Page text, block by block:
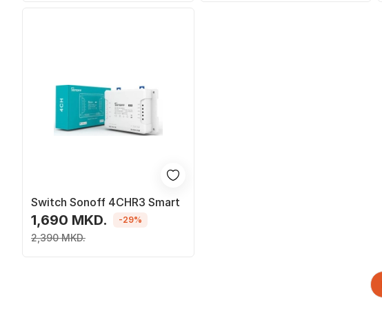
Switch Sonoff 4CHR3 Smart
1,690 MKD.
2,390 MKD.
-29%